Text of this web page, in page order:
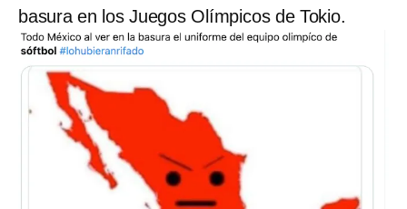
basura en los Juegos Olímpicos de Tokio.